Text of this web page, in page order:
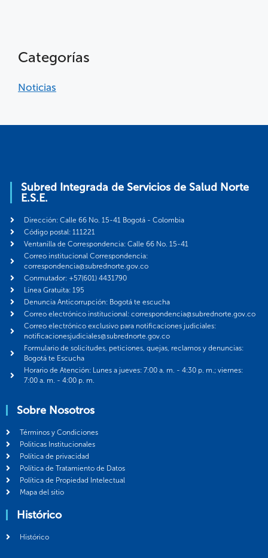
Categorías
Noticias
Subred Integrada de Servicios de Salud Norte
E.S.E.
Dirección: Calle 66 No. 15-41 Bogotá - Colombia
Código postal: 111221
Ventanilla de Correspondencia: Calle 66 No. 15-41
Correo institucional Correspondencia:
correspondencia@subrednorte.gov.co
Conmutador: +57(601) 4431790
Línea Gratuita: 195
Denuncia Anticorrupción: Bogotá te escucha
Correo electrónico institucional: correspondencia@subrednorte.gov.co
Correo electrónico exclusivo para notificaciones judiciales:
notificacionesjudiciales@subrednorte.gov.co
Formulario de solicitudes, peticiones, quejas, reclamos y denuncias:
Bogotá te Escucha
Horario de Atención: Lunes a jueves: 7:00 a. m. - 4:30 p. m.; viernes:
7:00 a. m. - 4:00 p. m.
Sobre Nosotros
Términos y Condiciones
Politicas Institucionales
Política de privacidad
Política de Tratamiento de Datos
Política de Propiedad Intelectual
Mapa del sitio
Histórico
Histórico